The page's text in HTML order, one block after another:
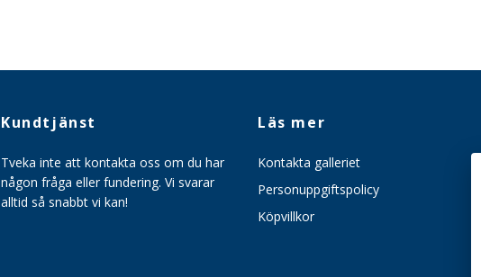
Kundtjänst
Tveka inte att kontakta oss om du har
någon fråga eller fundering. Vi svarar
alltid så snabbt vi kan!
Läs mer
Kontakta galleriet
Personuppgiftspolicy
Köpvillkor